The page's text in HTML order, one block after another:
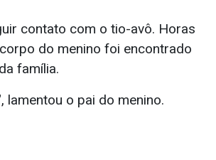
contato com o tio-avô. Horas
do menino foi encontrado
família.
lamentou o pai do menino.